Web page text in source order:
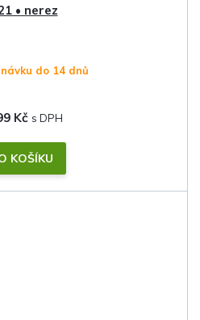
• nerez
do 14 dnů
Kč
KOŠÍKU